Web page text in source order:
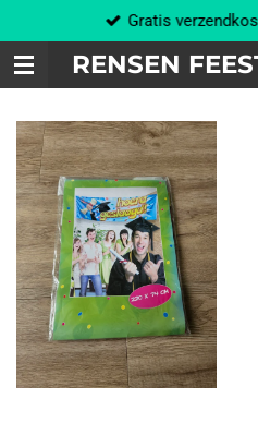
direct
naar
de
hoofdinhoud
RENSEN
Gratis